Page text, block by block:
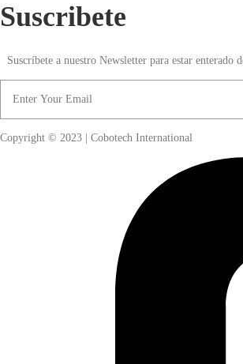
Suscribete
Suscríbete a nuestro Newsletter para estar enterado
Copyright © 2023 | Cobotech International